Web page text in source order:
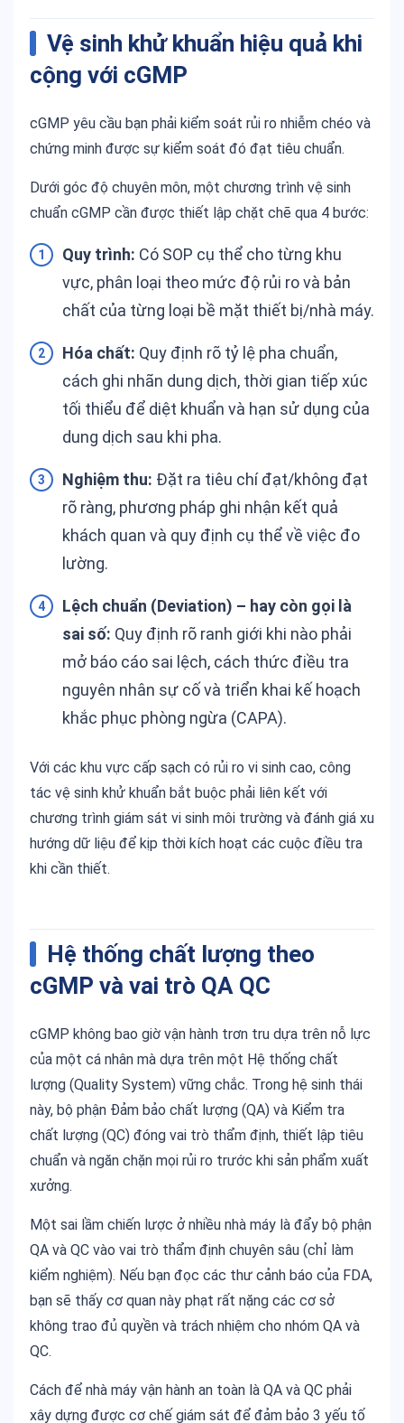
Vệ sinh khử khuẩn hiệu quả khi
cộng với cGMP
cGMP yêu cầu bạn phải kiểm soát rủi ro nhiễm chéo và
chứng minh được sự kiểm soát đó đạt tiêu chuẩn.
Dưới góc độ chuyên môn, một chương trình vệ sinh
chuẩn cGMP cần được thiết lập chặt chẽ qua 4 bước:
Quy trình: Có SOP cụ thể cho từng khu
vực, phân loại theo mức độ rủi ro và bản
chất của từng loại bề mặt thiết bị/nhà máy.
Hóa chất: Quy định rõ tỷ lệ pha chuẩn,
cách ghi nhãn dung dịch, thời gian tiếp xúc
tối thiểu để diệt khuẩn và hạn sử dụng của
dung dịch sau khi pha.
Nghiệm thu: Đặt ra tiêu chí đạt/không đạt
rõ ràng, phương pháp ghi nhận kết quả
khách quan và quy định cụ thể về việc đo
lường.
Lệch chuẩn (Deviation) – hay còn gọi là
sai số: Quy định rõ ranh giới khi nào phải
mở báo cáo sai lệch, cách thức điều tra
nguyên nhân sự cố và triển khai kế hoạch
khắc phục phòng ngừa (CAPA).
Với các khu vực cấp sạch có rủi ro vi sinh cao, công
tác vệ sinh khử khuẩn bắt buộc phải liên kết với
chương trình giám sát vi sinh môi trường và đánh giá xu
hướng dữ liệu để kịp thời kích hoạt các cuộc điều tra
khi cần thiết.
Hệ thống chất lượng theo
cGMP và vai trò QA QC
cGMP không bao giờ vận hành trơn tru dựa trên nỗ lực
của một cá nhân mà dựa trên một Hệ thống chất
lượng (Quality System) vững chắc. Trong hệ sinh thái
này, bộ phận Đảm bảo chất lượng (QA) và Kiểm tra
chất lượng (QC) đóng vai trò thẩm định, thiết lập tiêu
chuẩn và ngăn chặn mọi rủi ro trước khi sản phẩm xuất
xưởng.
Một sai lầm chiến lược ở nhiều nhà máy là đẩy bộ phận
QA và QC vào vai trò thẩm định chuyên sâu (chỉ làm
kiểm nghiệm). Nếu bạn đọc các thư cảnh báo của FDA,
bạn sẽ thấy cơ quan này phạt rất nặng các cơ sở
không trao đủ quyền và trách nhiệm cho nhóm QA và
QC.
Cách để nhà máy vận hành an toàn là QA và QC phải
xây dựng được cơ chế giám sát để đảm bảo 3 yếu tố